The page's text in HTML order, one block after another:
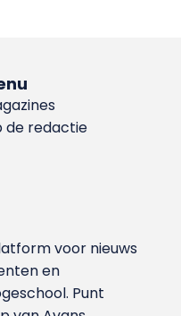
de redactie
voor nieuws
en
Punt